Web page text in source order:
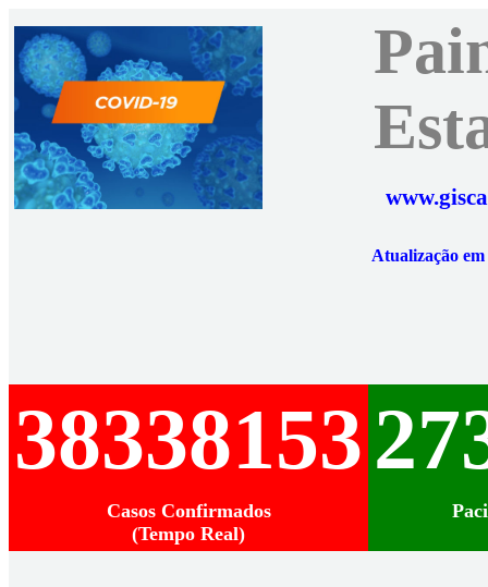
Atualização
38338153
Casos Confirmados
(Tempo Real)